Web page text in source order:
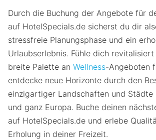
Durch die Buchung der Angebote für
auf HotelSpecials.de sicherst du dir
stressfreie Planungsphase und ein
Urlaubserlebnis. Fühle dich
breite Palette an Wellness-Angeboten
entdecke neue Horizonte durch den
einzigartiger Landschaften und Städte
und ganz Europa. Buche deinen
auf HotelSpecials.de und erlebe
Erholung in deiner Freizeit.